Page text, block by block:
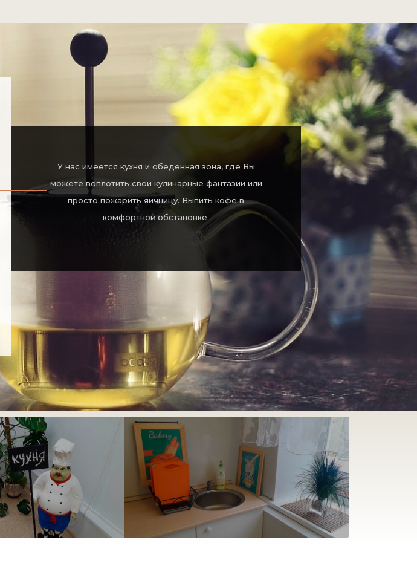
У нас имеется кухня и обеденная зона, где Вы
можете воплотить свои кулинарные фантазии или
просто пожарить яичницу. Выпить кофе в
комфортной обстановке.